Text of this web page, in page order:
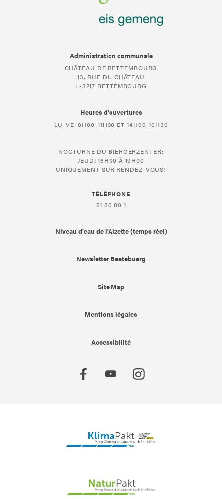
Administration communale
CHÂTEAU DE BETTEMBOURG
13, RUE DU CHÂTEAU
L-3217 BETTEMBOURG
Heures d’ouvertures
LU-VE: 8H00-11H30 ET 14H00-16H30
NOCTURNE DU BIERGERZENTER:
JEUDI 16H30 À 19H00
UNIQUEMENT SUR RENDEZ-VOUS!
TÉLÉPHONE
51 80 80 1
Niveau d'eau de l'Alzette (temps réel)
Newsletter Beetebuerg
Site Map
Mentions légales
Accessibilité